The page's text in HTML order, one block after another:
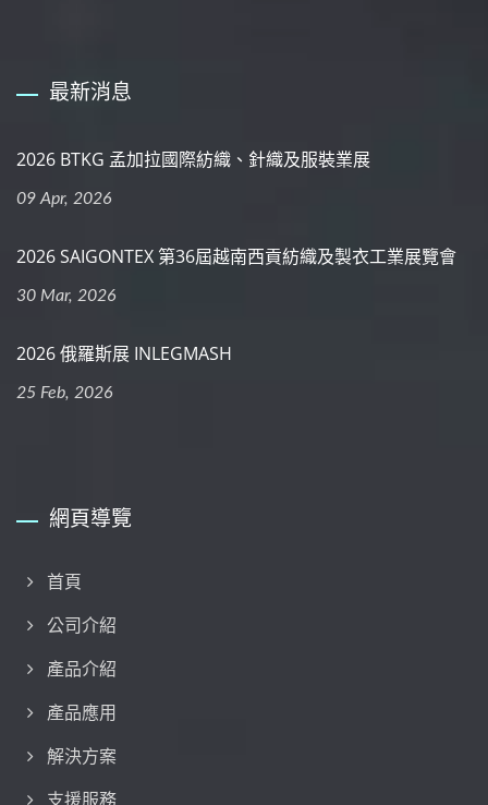
最新消息
2026 BTKG 孟加拉國際紡織、針織及服裝業展
09 Apr, 2026
2026 SAIGONTEX 第36屆越南西貢紡織及製衣工業展覽會
30 Mar, 2026
2026 俄羅斯展 INLEGMASH
25 Feb, 2026
網頁導覽
首頁
公司介紹
產品介紹
產品應用
解決方案
支援服務